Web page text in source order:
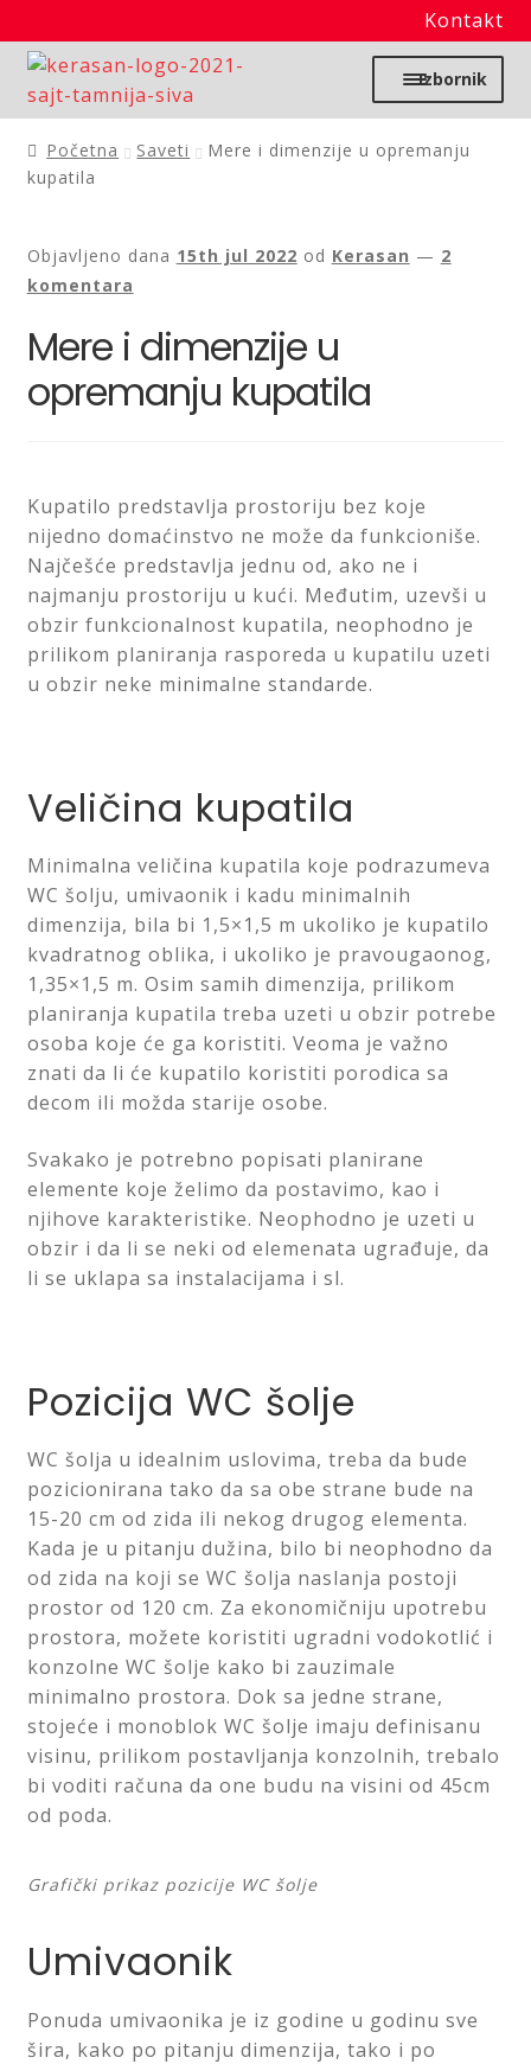
Kontakt
Preskoči
na
navigaciju
Skoči
na
sadržaj
Izbornik
Početna
Prodavnica
Izdvajamo
Noviteti
Kupatilska galanterija
LED ogledala
Prostirke za kupatilo
Tuševi
WC daske
Pribor za majstore
Saveti
Kontakt
Početna Saveti
Mere i dimenzije u opremanju
kupatila
Objavljeno dana 15th jul 2022 od Kerasan — 2
komentara
Mere i dimenzije u
opremanju kupatila
Kupatilo predstavlja prostoriju bez koje
nijedno domaćinstvo ne može da funkcioniše.
Najčešće predstavlja jednu od, ako ne i
najmanju prostoriju u kući. Međutim, uzevši u
obzir funkcionalnost kupatila, neophodno je
prilikom planiranja rasporeda u kupatilu uzeti
u obzir neke minimalne standarde.
Veličina kupatila
Minimalna veličina kupatila koje podrazumeva
WC šolju, umivaonik i kadu minimalnih
dimenzija, bila bi 1,5×1,5 m ukoliko je kupatilo
kvadratnog oblika, i ukoliko je pravougaonog,
1,35×1,5 m. Osim samih dimenzija, prilikom
planiranja kupatila treba uzeti u obzir potrebe
osoba koje će ga koristiti. Veoma je važno
znati da li će kupatilo koristiti porodica sa
decom ili možda starije osobe.
Svakako je potrebno popisati planirane
elemente koje želimo da postavimo, kao i
njihove karakteristike. Neophodno je uzeti u
obzir i da li se neki od elemenata ugrađuje, da
li se uklapa sa instalacijama i sl.
Pozicija WC šolje
WC šolja u idealnim uslovima, treba da bude
pozicionirana tako da sa obe strane bude na
15-20 cm od zida ili nekog drugog elementa.
Kada je u pitanju dužina, bilo bi neophodno da
od zida na koji se WC šolja naslanja postoji
prostor od 120 cm. Za ekonomičniju upotrebu
prostora, možete koristiti ugradni vodokotlić i
konzolne WC šolje kako bi zauzimale
minimalno prostora. Dok sa jedne strane,
stojeće i monoblok WC šolje imaju definisanu
visinu, prilikom postavljanja konzolnih, trebalo
bi voditi računa da one budu na visini od 45cm
od poda.
Grafički prikaz pozicije WC šolje
Umivaonik
Ponuda umivaonika je iz godine u godinu sve
šira, kako po pitanju dimenzija, tako i po